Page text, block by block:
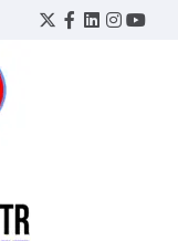
Twitter
Facebook
LinkedIn